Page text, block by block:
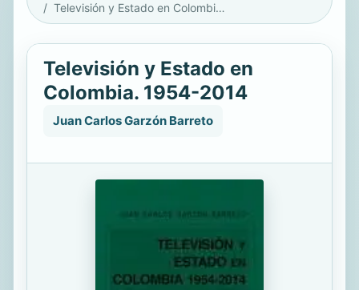
Televisión y Estado en Colombia. 1954-2014
Televisión y Estado en
Colombia. 1954-2014
Juan Carlos Garzón Barreto